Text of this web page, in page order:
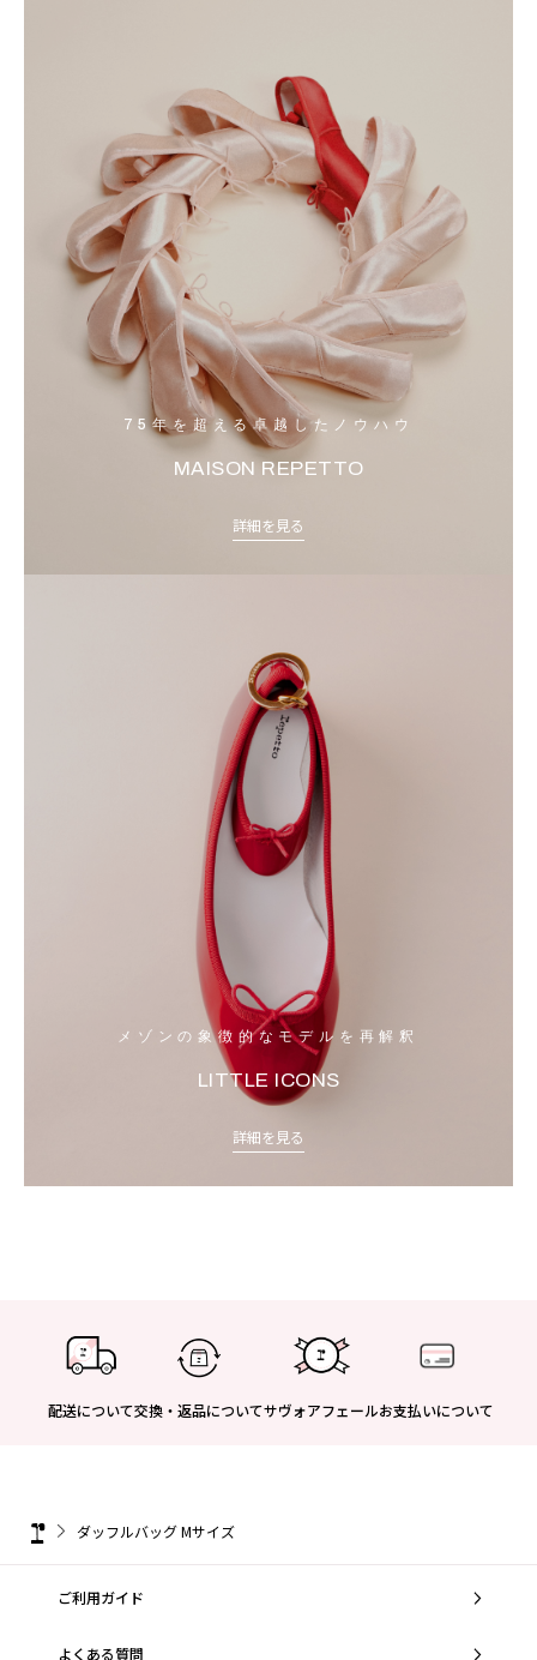
75年を超える卓越したノウハウ
MAISON REPETTO
詳細を見る
メゾンの象徴的なモデルを再解釈
LITTLE ICONS
詳細を見る
配送について交換・返品についてサヴォアフェールお支払いについて
ダッフルバッグ Mサイズ
ご利用ガイド
よくある質問